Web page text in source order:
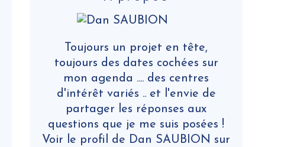
Toujours un projet en tête,
toujours des dates cochées sur
mon agenda .... des centres
d'intérêt variés .. et l'envie de
partager les réponses aux
questions que je me suis posées !
Voir le profil de Dan SAUBION sur